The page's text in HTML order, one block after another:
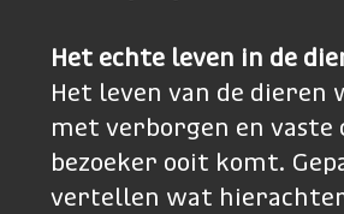
Het echte leven in de
Het leven van de dieren
met verborgen en vaste
bezoeker ooit komt.
vertellen wat